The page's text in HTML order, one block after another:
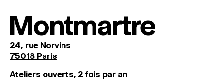
Montmartre
24, rue Norvins
75018 Paris
Ateliers ouverts, 2 fois par an